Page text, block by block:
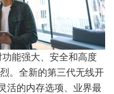
能强大、安全和高度
。全新的第三代无线开
活的内存选项、业界最